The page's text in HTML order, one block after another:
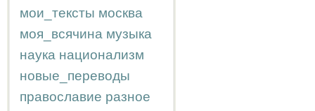
мои_тексты москва
моя_всячина музыка
наука национализм
новые_переводы
православие разное